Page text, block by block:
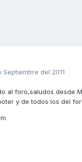
Septiembre del 2011
al foro,saludos desde
y de todos los del